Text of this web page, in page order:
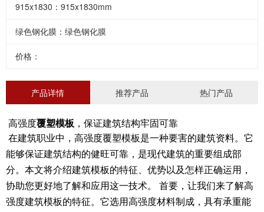
915x1830：915x1830mm
绿色钢化膜：绿色钢化膜
价格：
产品详情 推荐产品 热门产品
高强度覆塑模板 ，保证建筑结构牢固可靠
在建筑职业中，高强度覆塑模板是一种要害的建筑资料。它
能够保证建筑结构的健旺可靠，是现代建筑的重要组成部
分。本文将介绍建筑模板的特征、优势以及怎样正确运用，
协助您更好地了解和应用这一技术。 首要，让我们来了解高
强度建筑模板的特征。它选用高强度材料制成，具有承重能